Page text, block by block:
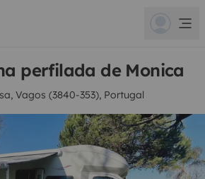
perfilada de Monica
Vagos (3840-353), Portugal